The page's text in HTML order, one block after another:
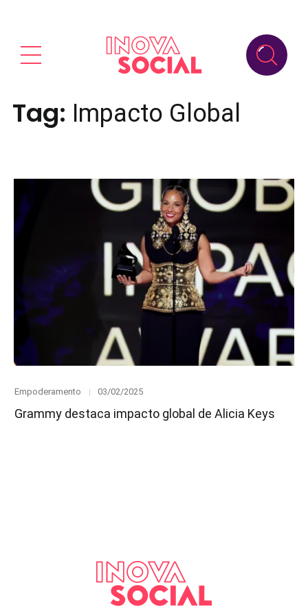
Tag: Impacto Global
Category
Empoderamento
Posted
03/02/2025
Grammy destaca impacto global de Alicia Keys